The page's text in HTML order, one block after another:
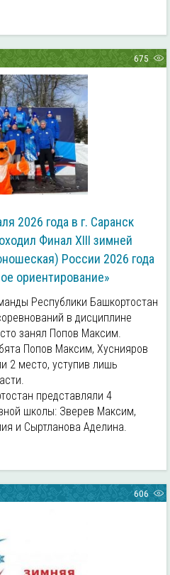
675
2026 года в г. Саранск
Финал ХIII зимней
России 2026 года
ориентирование»
Республики Башкортостан
в дисциплине
занял Попов Максим.
Попов Максим, Хуснияров
2 место, уступив лишь
представляли 4
школы: Зверев Максим,
и Сыртланова Аделина.
606